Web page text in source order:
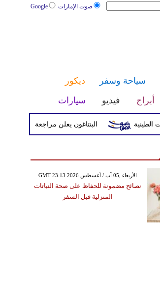
صوت الإمارات Google
سياحة وسفر
ديكور
أبراج فيديو سيارات
البنتاغون يعلن مراجعة التواجد العسكري
GMT 23:13 2026 الأربعاء ,05 آب / أغسطس
نصائح مضمونة للحفاظ على صحة النباتات
المنزلية قبل السفر